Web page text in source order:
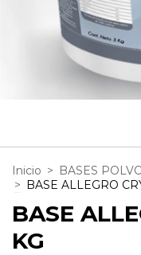
Inicio > BASES
> BASE ALLEGRO
BASE
KG